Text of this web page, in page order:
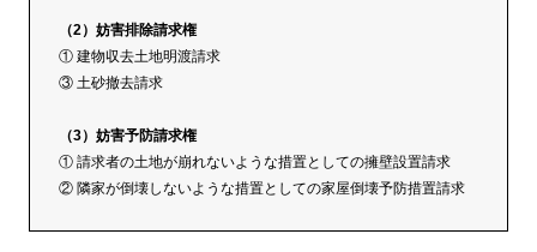
（2）妨害排除請求権
① 建物収去土地明渡請求
③ 土砂撤去請求
（3）妨害予防請求権
① 請求者の土地が崩れないような措置としての擁壁設置請求
② 隣家が倒壊しないような措置としての家屋倒壊予防措置請求